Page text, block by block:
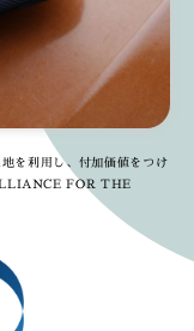
を利用し、付加価値をつけ
FOR THE